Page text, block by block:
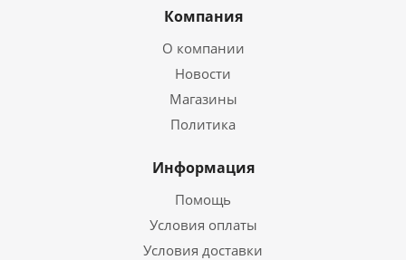
Компания
О компании
Новости
Магазины
Политика
Информация
Помощь
Условия оплаты
Условия доставки